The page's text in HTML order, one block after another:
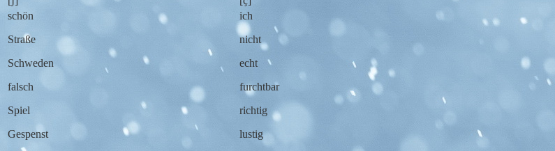
schön
Straße
Schweden
falsch
Spiel
Gespenst
ich
nicht
echt
furchtbar
richtig
lustig